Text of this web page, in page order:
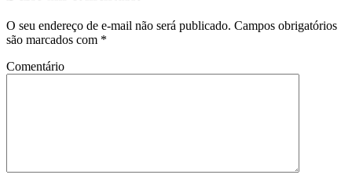
O seu endereço de e-mail não será publicado. Campos obrigatórios
são marcados com *
Comentário